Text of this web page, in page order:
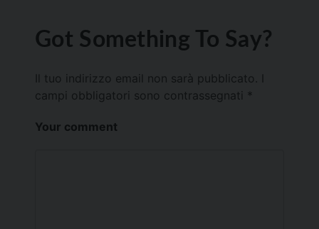
Got Something To Say?
Il tuo indirizzo email non sarà pubblicato.
campi obbligatori sono contrassegnati *
Your comment